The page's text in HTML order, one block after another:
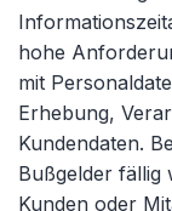
hohe
mit
Erhebung,
Kundendaten.
Bußgelder fällig
Kunden oder